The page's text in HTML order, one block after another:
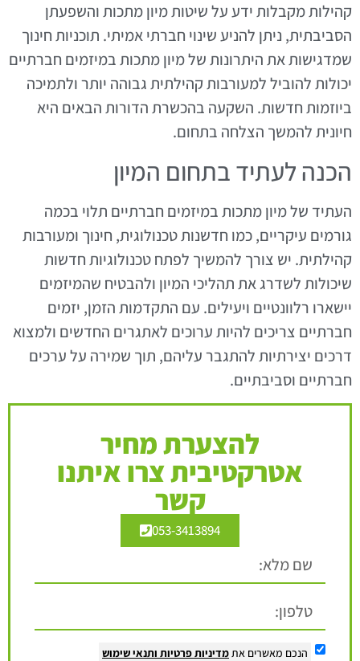
קהילות מקבלות ידע על שיטות מיון מתכות והשפעתן
הסביבתית, ניתן להניע שינוי חברתי אמיתי. תוכניות חינוך
שמדגישות את היתרונות של מיון מתכות במיזמים חברתיים
יכולות להוביל למעורבות קהילתית גבוהה יותר ולתמיכה
ביוזמות חדשות. השקעה בהכשרת הדורות הבאים היא
חיונית להמשך הצלחה בתחום.
הכנה לעתיד בתחום המיון
העתיד של מיון מתכות במיזמים חברתיים תלוי בכמה
גורמים עיקריים, כמו חדשנות טכנולוגית, חינוך ומעורבות
קהילתית. יש צורך להמשיך לפתח טכנולוגיות חדשות
שיכולות לשדרג את תהליכי המיון ולהבטיח שהמיזמים
יישארו רלוונטיים ויעילים. עם התקדמות הזמן, יזמים
חברתיים צריכים להיות ערוכים לאתגרים החדשים ולמצוא
דרכים יצירתיות להתגבר עליהם, תוך שמירה על ערכים
חברתיים וסביבתיים.
להצערת מחיר
אטרקטיבית צרו איתנו
קשר
053-3413894
הנכם מאשרים אתמדיניות פרטיות ותנאי שימוש